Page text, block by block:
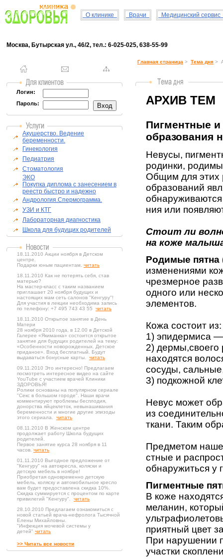
О клинике Врачи Медицинский сервис
Москва, Бутырская ул., 46/2, тел.: 6-025-025, 638-55-99
Логин:
Пароль:
Акушерство. Ведение
беременности.
Гинекология
Педиатрия
Стоматология
ЭКО
Покупка диплома с занесением в
реестр быстро и надежно
Андрология.Спермограмма.
УЗИ и КТГ
Лабораторная диагностика
Школа для будущих родителей
18.11.2010 Акции ноября в Детском
центре.
Подарки юным пациентам. читать
18.11.2010 Как не потерять себя, став
матерью?
На мастер-класс с таким названием
приглашает 20 ноября будущих и
настоящих мам сеть салонов "Кенгуру"!
Для участия в лекции необходима запись
по телефону: +7 495 743 43 55 читать
18.11.2010 Открытое занятие в День
Матери
28 ноября 2010 года, в 12.00 в Детской
Галерее «Якиманка» состоится открытое
занятие для будущих родителей на тему:
«Особенности новорожденных. Детское
приданое». Вход бесплатный. Будут
выдаваться бонусные карты. читать
09.11.2010 Это интересно! Предлагаем
посмотреть интересное видео на сайте
YouTube с участием врачей Клиники
ЗДОРОВЬЯ!
Ролики основаны на популярном сериале
"Секс в большом городе". Наши врачи
комментируют проблемы бесплодия,
донорства яйцеклеток, невынашивания
беременности и многие другие эпизоды
этого сериала. читать
08.11.2010 В Женском центре
продолжает работу Школа будущих
родителей.
Первое занятие курса 28 ноября в 11
часов. читать
01.11.2010 Выгодное предложение от
"Кенгуру" на автокресла, коляски и
детскую мебель в ноябре!
Приобретая одновременно детскую
мебель, коляску и автомобильное кресло
вам будет предоставлена скидка 10%.
Скидка суммируется с процентом по карте
привилегий "Кенгуру". читать
28.10.2010 Предлагаем ознакомиться с
новой статьей врача-нефролога Тысячной
Елены Михайловны.
"Инфекция мочевой системы у
детей" читать
>> Читать все новости
Главная страница > Тема дня >
АРХИВ ТЕМ
Пигментные
образования
Невусы,
родинки,
Общим для этих
образо­ваний
ния или
Стоит ли
на коже
Родимые пятна
изменениями
чрезмерное
одного или
элементов.
Кожа состоит из:
1) эпидермиса —
2) дермы,своего
находятся
сосуды,
3) под­кожной
Невус может
из
ткани. Таким
Предметом
стные и
обнару­житься у
Пигментные
В коже
меланин,
приятный цвет
При нарушении
участки